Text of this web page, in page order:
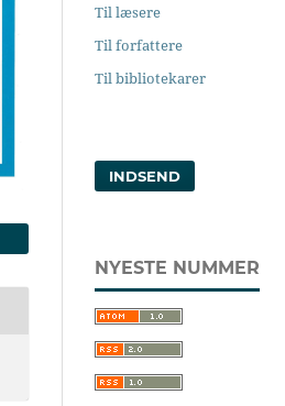
Til læsere
Til forfattere
Til bibliotekarer
INDSEND
NYESTE NUMMER